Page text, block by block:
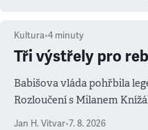
Kultura•4 minuty
Tři výstřely pro
Babišova vláda pohřbila
Rozloučení s Milanem
salvy i kritika pokrokářů
Jan H. Vitvar•7. 8. 2026